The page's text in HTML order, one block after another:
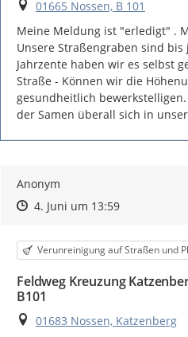
Ort
01665 Nossen, B 101
Meine Meldung ist "erledigt" .
Unsere Straßengraben sind
Jahrzente haben wir es selbst
Straße - Können wir die
gesundheitlich
der Samen überall sich in
Anonym
Zeitpunkt des Erstellens
Zeitpunkt des Erstellens
4. Juni um 13:59Zur Äußerung
Kategorie
Verunreinigung auf Straßen und
Feldweg Kreuzung
B101
Ort
01683 Nossen, Katzenberg